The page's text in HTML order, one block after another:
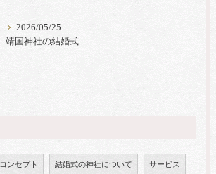
2026/05/25
靖国神社の結婚式
コンセプト 結婚式の神社について サービス